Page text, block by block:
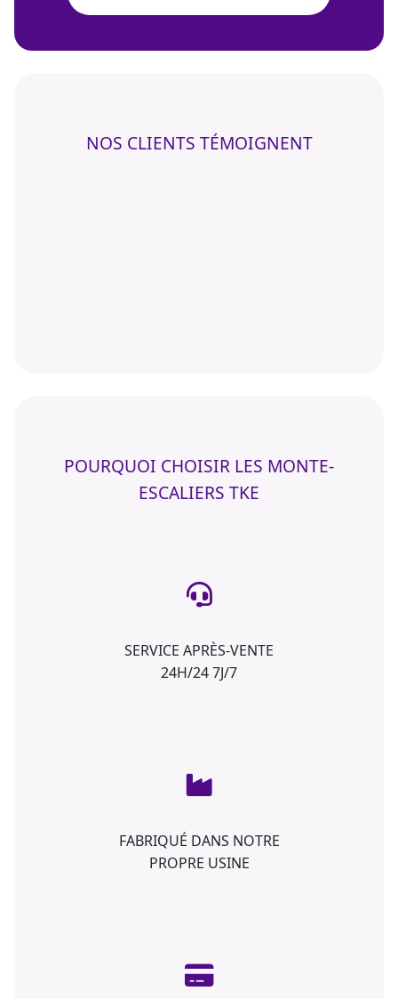
NOS CLIENTS TÉMOIGNENT
POURQUOI CHOISIR LES MONTE-
ESCALIERS TKE
SERVICE APRÈS-VENTE
24H/24 7J/7
FABRIQUÉ DANS NOTRE
PROPRE USINE